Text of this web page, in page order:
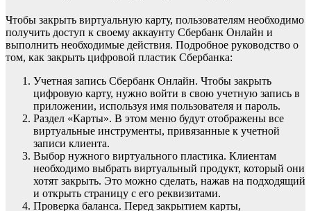
Чтобы закрыть виртуальную карту, пользователям необходимо
получить доступ к своему аккаунту Сбербанк Онлайн и
выполнить необходимые действия. Подробное руководство о
том, как закрыть цифровой пластик Сбербанка:
Учетная запись Сбербанк Онлайн. Чтобы закрыть
цифровую карту, нужно войти в свою учетную запись в
приложении, используя имя пользователя и пароль.
Раздел «Карты». В этом меню будут отображены все
виртуальные инструменты, привязанные к учетной
записи клиента.
Выбор нужного виртуального пластика. Клиентам
необходимо выбрать виртуальный продукт, который они
хотят закрыть. Это можно сделать, нажав на подходящий
и открыть страницу с его реквизитами.
Проверка баланса. Перед закрытием карты,